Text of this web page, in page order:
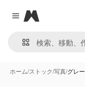
Close menu
Magnific
ホーム/ストック/写真/グレ